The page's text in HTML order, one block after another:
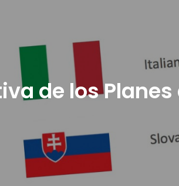
de los